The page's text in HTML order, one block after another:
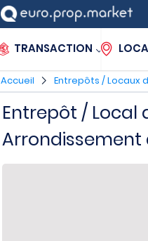
TRANSACTION
Accueil Entrepôts / Locaux
Entrepôt / Local
Arrondissement